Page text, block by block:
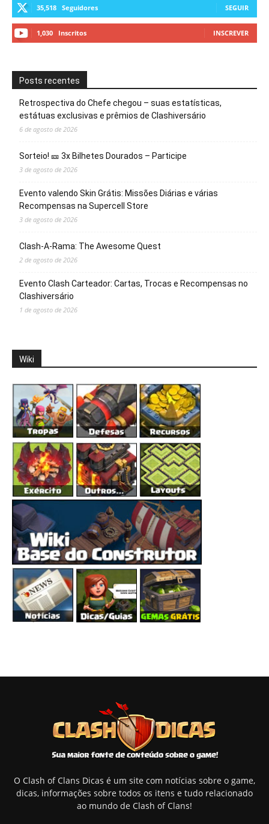
35,518 Seguidores SEGUIR
1,030 Inscritos INSCREVER
Posts recentes
Retrospectiva do Chefe chegou – suas estatísticas,
estátuas exclusivas e prêmios de Clashiversário
6 de agosto de 2026
Sorteio! 🎫 3x Bilhetes Dourados – Participe
3 de agosto de 2026
Evento valendo Skin Grátis: Missões Diárias e várias
Recompensas na Supercell Store
3 de agosto de 2026
Clash-A-Rama: The Awesome Quest
2 de agosto de 2026
Evento Clash Carteador: Cartas, Trocas e Recompensas no
Clashiversário
1 de agosto de 2026
Wiki
O Clash of Clans Dicas é um site com notícias sobre o game,
dicas, informações sobre todos os itens e tudo relacionado
ao mundo de Clash of Clans!